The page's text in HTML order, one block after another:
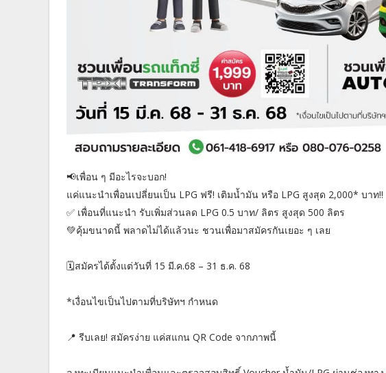
📢เพื่อน ๆ มีอะไรจะบอก!
แค่แนะนำเพื่อนเปลี่ยนเป็น LPG ฟรี! เติมน้ำมัน หรือ LPG สูงสุด 2,000* บาท!!
✅ เพื่อนที่แนะนำ รับเพิ่มส่วนลด LPG 0.5 บาท/ ลิตร สูงสุด 500 ลิตร
💚คุ้มขนาดนี้ พลาดไม่ได้แล้วนะ ชวนเพื่อมาสมัครกันเยอะ ๆ เลย
🗓️สมัครได้ตั้งแต่วันที่ 15 มี.ค.68 – 31 ธ.ค. 68
*เงื่อนไขเป็นไปตามที่บริษัทฯ กำหนด
📍 รีบเลย! สมัครง่าย แค่สแกน QR Code จากภาพนี้